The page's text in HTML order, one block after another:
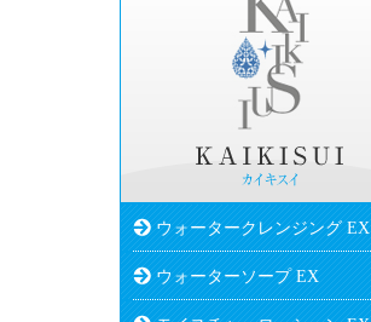
ウォータークレンジング EX
ウォーターソープ EX